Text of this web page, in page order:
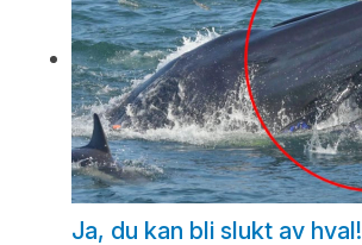
Ja, du kan bli slukt av hval!